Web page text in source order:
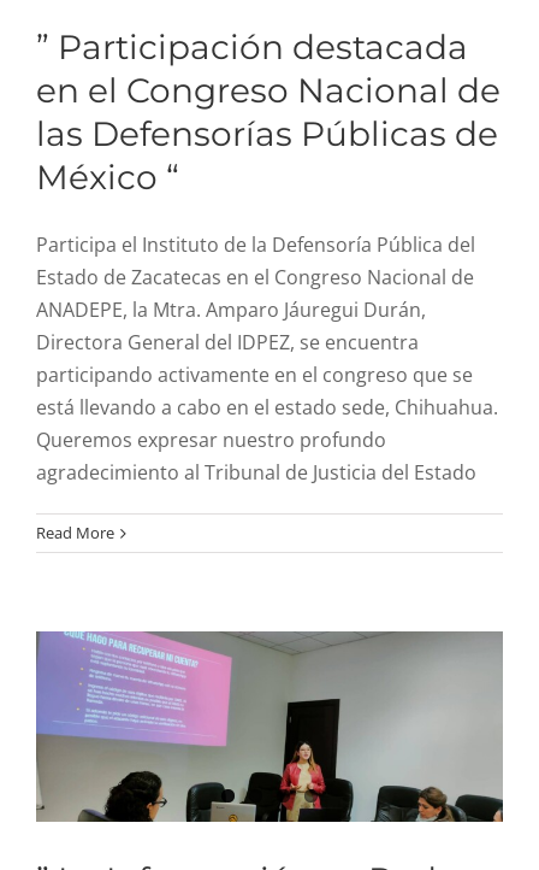
R. Cuentas
Aviso de privacidad
SIDP
” Participación destacada
en el Congreso Nacional de
las Defensorías Públicas de
México “
Participa el Instituto de la Defensoría Pública del
Estado de Zacatecas en el Congreso Nacional de
ANADEPE, la Mtra. Amparo Jáuregui Durán,
Directora General del IDPEZ, se encuentra
participando activamente en el congreso que se
está llevando a cabo en el estado sede, Chihuahua.
Queremos expresar nuestro profundo
agradecimiento al Tribunal de Justicia del Estado
Read More ” La Información es
Poder: Taller de